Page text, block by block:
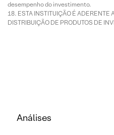
desempenho do investimento.
ESTA INSTITUIÇÃO É ADERENTE
DISTRIBUIÇÃO DE PRODUTOS DE
Análises